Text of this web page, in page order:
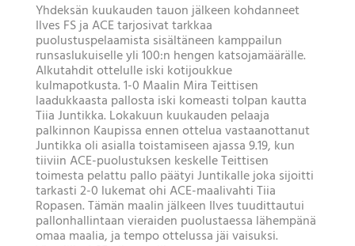
Yhdeksän kuukauden tauon jälkeen kohdanneet
Ilves FS ja ACE tarjosivat tarkkaa
puolustuspelaamista sisältäneen kamppailun
runsaslukuiselle yli 100:n hengen katsojamäärälle.
Alkutahdit ottelulle iski kotijoukkue
kulmapotkusta. 1-0 Maalin Mira Teittisen
laadukkaasta pallosta iski komeasti tolpan kautta
Tiia Juntikka. Lokakuun kuukauden pelaaja
palkinnon Kaupissa ennen ottelua vastaanottanut
Juntikka oli asialla toistamiseen ajassa 9.19, kun
tiiviin ACE-puolustuksen keskelle Teittisen
toimesta pelattu pallo päätyi Juntikalle joka sijoitti
tarkasti 2-0 lukemat ohi ACE-maalivahti Tiia
Ropasen. Tämän maalin jälkeen Ilves tuudittautui
pallonhallintaan vieraiden puolustaessa lähempänä
omaa maalia, ja tempo ottelussa jäi vaisuksi.